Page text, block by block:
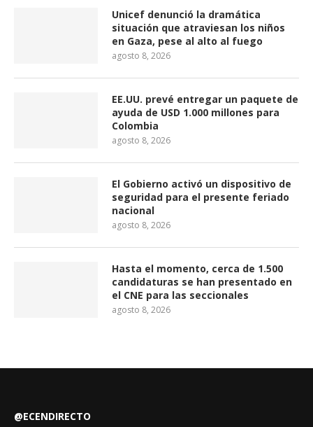
Unicef denunció la dramática
situación que atraviesan los niños
en Gaza, pese al alto al fuego
agosto 8, 2026
EE.UU. prevé entregar un paquete de
ayuda de USD 1.000 millones para
Colombia
agosto 8, 2026
El Gobierno activó un dispositivo de
seguridad para el presente feriado
nacional
agosto 8, 2026
Hasta el momento, cerca de 1.500
candidaturas se han presentado en
el CNE para las seccionales
agosto 8, 2026
@ECENDIRECTO